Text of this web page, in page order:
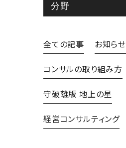
分野
全ての記事 お知らせ
コンサルの取り組み方
守破離版 地上の星
経営コンサルティング